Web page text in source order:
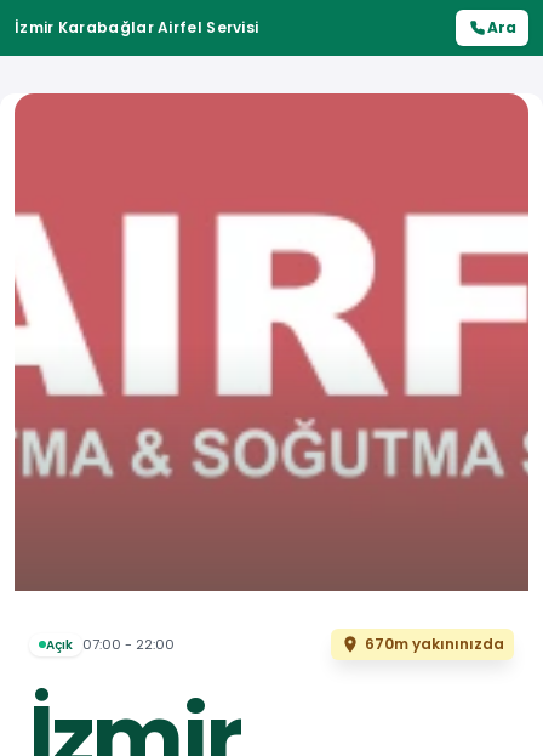
İzmir Karabağlar Airfel Servisi Ara
Açık 07:00 - 22:00 670m yakınınızda